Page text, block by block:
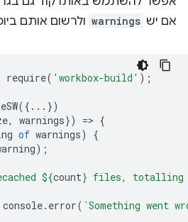
אם יש warnings ולרשום אותם
require( 'workbox-build' );
({...})
, warnings}) => {
of warnings)
{
);
${count} files,
console. error( `Something went